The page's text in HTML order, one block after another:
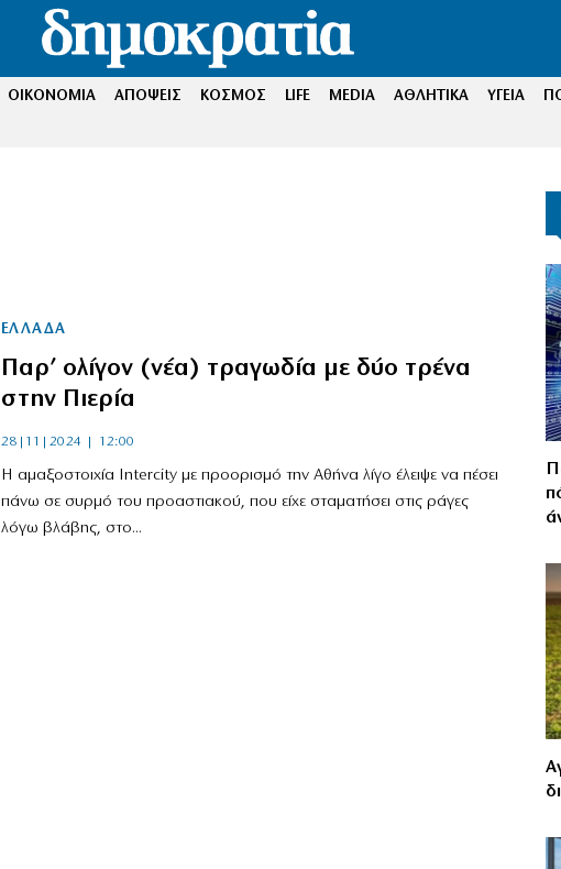
ΟΙΚΟΝΟΜΙΑ ΑΠΟΨΕΙΣ ΚΟΣΜΟΣ LIFE MEDIA ΑΘΛΗΤΙΚΑ ΥΓΕΙΑ
ΕΛΛΑΔΑ
Παρ’ ολίγον (νέα) τραγωδία με δύο τρένα
στην Πιερία
28|11|2024 | 12:00
Η αμαξοστοιχία Intercity με προορισμό την Αθήνα λίγο έλειψε να πέσει
πάνω σε συρμό του προαστιακού, που είχε σταματήσει στις ράγες
λόγω βλάβης, στο...